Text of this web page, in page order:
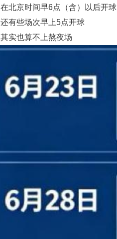
在北京时间早6点（含）以后开球
还有些场次早上5点开球
其实也算不上熬夜场